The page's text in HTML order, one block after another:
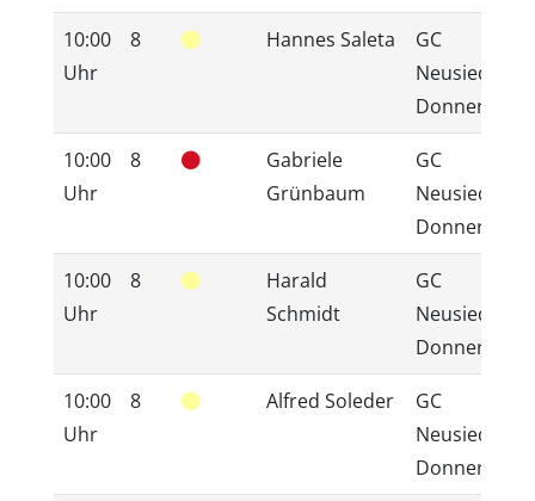
10:00
Uhr
8 Hannes Saleta
GC
10:00
Uhr
8
Gabriele
Grünbaum
GC
10:00
Uhr
8
Harald
Schmidt
GC
10:00
Uhr
8 Alfred Soleder
GC